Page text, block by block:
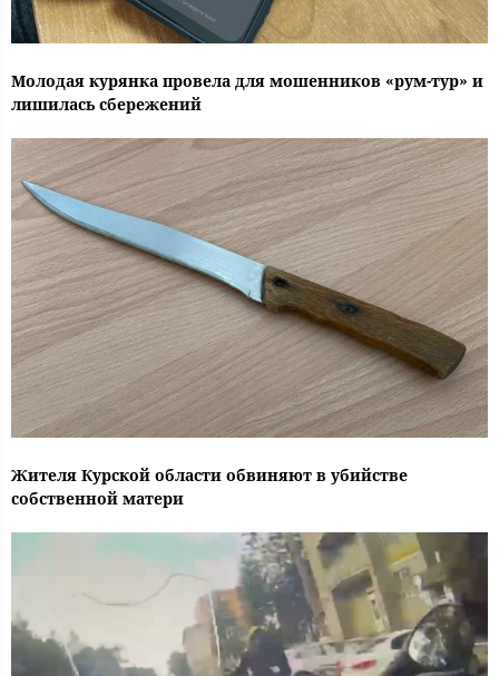
Молодая курянка провела для мошенников «рум-тур» и
лишилась сбережений
Жителя Курской области обвиняют в убийстве
собственной матери